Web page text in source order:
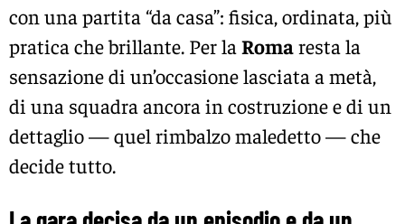
con una partita “da casa”: fisica, ordinata, più
pratica che brillante. Per la Romaresta la
sensazione di un’occasione lasciata a metà,
di una squadra ancora in costruzione e di un
dettaglio — quel rimbalzo maledetto — che
decide tutto.